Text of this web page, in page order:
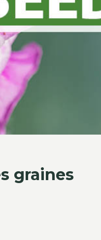
graines